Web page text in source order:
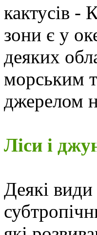
кактусів -
зони є у
деяких
морським
джерелом
Ліси і
Деякі